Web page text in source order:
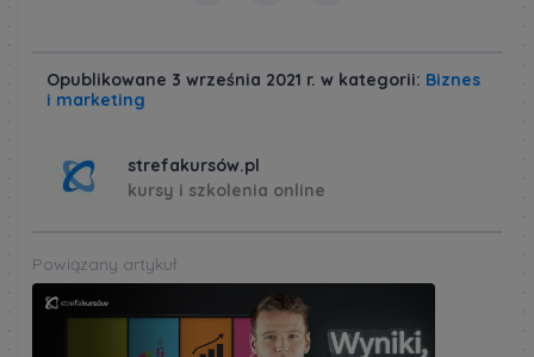
Opublikowane 3 września 2021 r. w kategorii: Biznes
i marketing
strefakursów.pl
kursy i szkolenia online
Powiązany artykuł